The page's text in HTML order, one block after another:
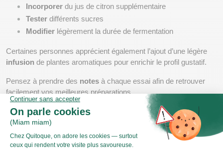
Incorporer du jus de citron supplémentaire
Tester différents sucres
Modifier légèrement la durée de fermentation
infusion de plantes aromatiques pour enrichir le profil gustatif.
Pensez à prendre des notes à chaque essai afin de retrouver
facilement vos meilleures préparations.
Conseils, conservation et idées pour
déguster votre ginger beer maison